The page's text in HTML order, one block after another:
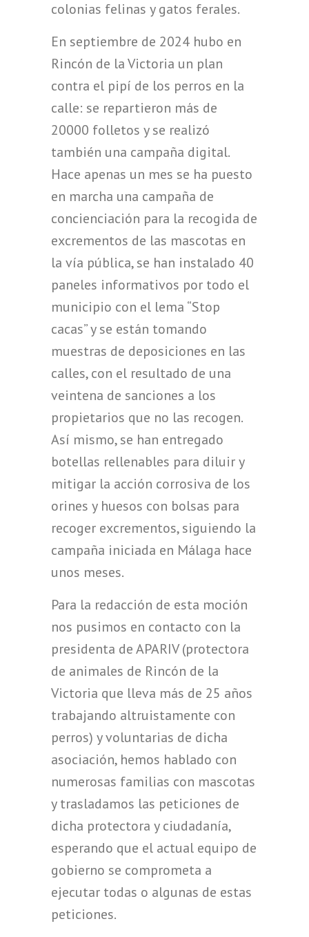
colonias felinas y gatos ferales.
En septiembre de 2024 hubo en
Rincón de la Victoria un plan
contra el pipí de los perros en la
calle: se repartieron más de
20000 folletos y se realizó
también una campaña digital.
Hace apenas un mes se ha puesto
en marcha una campaña de
concienciación para la recogida de
excrementos de las mascotas en
la vía pública, se han instalado 40
paneles informativos por todo el
municipio con el lema “Stop
cacas” y se están tomando
muestras de deposiciones en las
calles, con el resultado de una
veintena de sanciones a los
propietarios que no las recogen.
Así mismo, se han entregado
botellas rellenables para diluir y
mitigar la acción corrosiva de los
orines y huesos con bolsas para
recoger excrementos, siguiendo la
campaña iniciada en Málaga hace
unos meses.
Para la redacción de esta moción
nos pusimos en contacto con la
presidenta de APARIV (protectora
de animales de Rincón de la
Victoria que lleva más de 25 años
trabajando altruistamente con
perros) y voluntarias de dicha
asociación, hemos hablado con
numerosas familias con mascotas
y trasladamos las peticiones de
dicha protectora y ciudadanía,
esperando que el actual equipo de
gobierno se comprometa a
ejecutar todas o algunas de estas
peticiones.